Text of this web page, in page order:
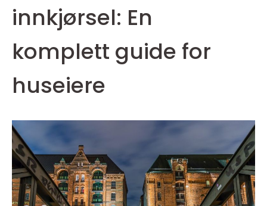
innkjørsel: En
komplett guide for
huseiere